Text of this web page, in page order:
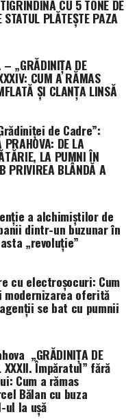
penal!
o precizie de
ocupă de organizare,
tot e „științifică”
în ceafă lui Udroiu
Banii – acea
lăsați pe mâna
ocupă funcția de
Biroul Consiliului
și o listă de
termină
rănit, lista membrilor
dintr-un anuar de
Neagu, Elena-
Elena-
și Vlad-Alexandru
veghează
timp ce Comisia de
Alexandra Bazon și
pe cifre.
CU 5 TONE DE
PLĂTEȘTE PAZA
„GRĂDINIȚA DE
CUM A RĂMAS
ȘI CLANȚA LINSĂ
de Cadre”:
PRAHOVA: DE LA
LA PUMNI ÎN
PRIVIREA BLÂNDĂ A
a alchimiștilor de
dintr-un buzunar în
„revoluție”
cu electroșocuri: Cum
oferită
se bat cu pumnii
„GRĂDINIȚA DE
XXXII. Împăratul” fără
Cum a rămas
Bălan cu buza
ul la ușă